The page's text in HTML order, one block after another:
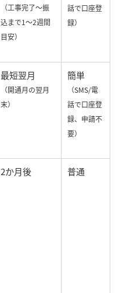
（工事完了〜振
込まで1〜2週間
目安）
話で口座登
録）
最短翌月
（開通月の翌月
末）
簡単
（SMS/電
話で口座登
録、申請不
要）
2か月後 普通